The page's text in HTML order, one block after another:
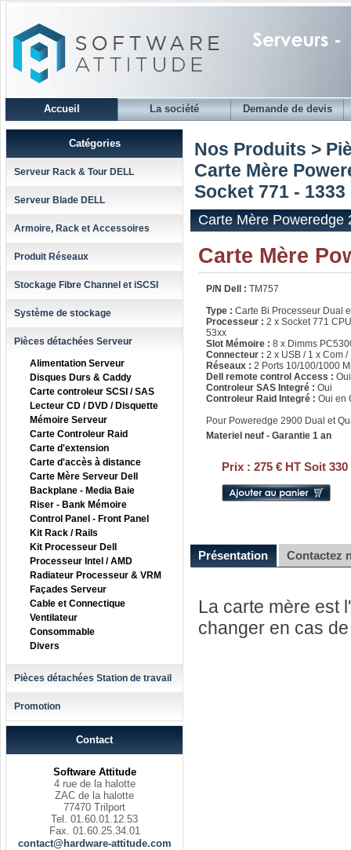
Accueil La société Demande de devis
Catégories
Serveur Rack & Tour DELL
Serveur Blade DELL
Armoire, Rack et Accessoires
Produit Réseaux
Stockage Fibre Channel et iSCSI
Système de stockage
Pièces détachées Serveur
Alimentation Serveur
Disques Durs & Caddy
Carte controleur SCSI / SAS
Lecteur CD / DVD / Disquette
Mémoire Serveur
Carte Controleur Raid
Carte d'extension
Carte d'accès à distance
Carte Mère Serveur Dell
Backplane - Media Baie
Riser - Bank Mémoire
Control Panel - Front Panel
Kit Rack / Rails
Kit Processeur Dell
Processeur Intel / AMD
Radiateur Processeur & VRM
Façades Serveur
Cable et Connectique
Ventilateur
Consommable
Divers
Pièces détachées Station de travail
Promotion
Contact
Software Attitude
4 rue de la halotte
ZAC de la halotte
77470 Trilport
Tel. 01.60.01.12.53
Fax. 01.60.25.34.01
contact@hardware-attitude.com
Nos Produits >
Carte Mère
Socket 771 -
Carte Mère Poweredge
Carte Mère
P/N Dell : TM757
Type : Carte Bi Processeur Dual
Processeur : 2 x Socket 771
53xx
Slot Mémoire : 8 x Dimms
Connecteur : 2 x USB / 1 x Com /
Réseaux : 2 Ports 10/100/1000
Dell remote control Access :
Controleur SAS Integré : Oui
Controleur Raid Integré : Oui en
Pour Poweredge 2900 Dual et
Materiel neuf - Garantie 1 an
Prix : 275 € HT Soit 330
Présentation Contactez
La carte mère est
changer en cas